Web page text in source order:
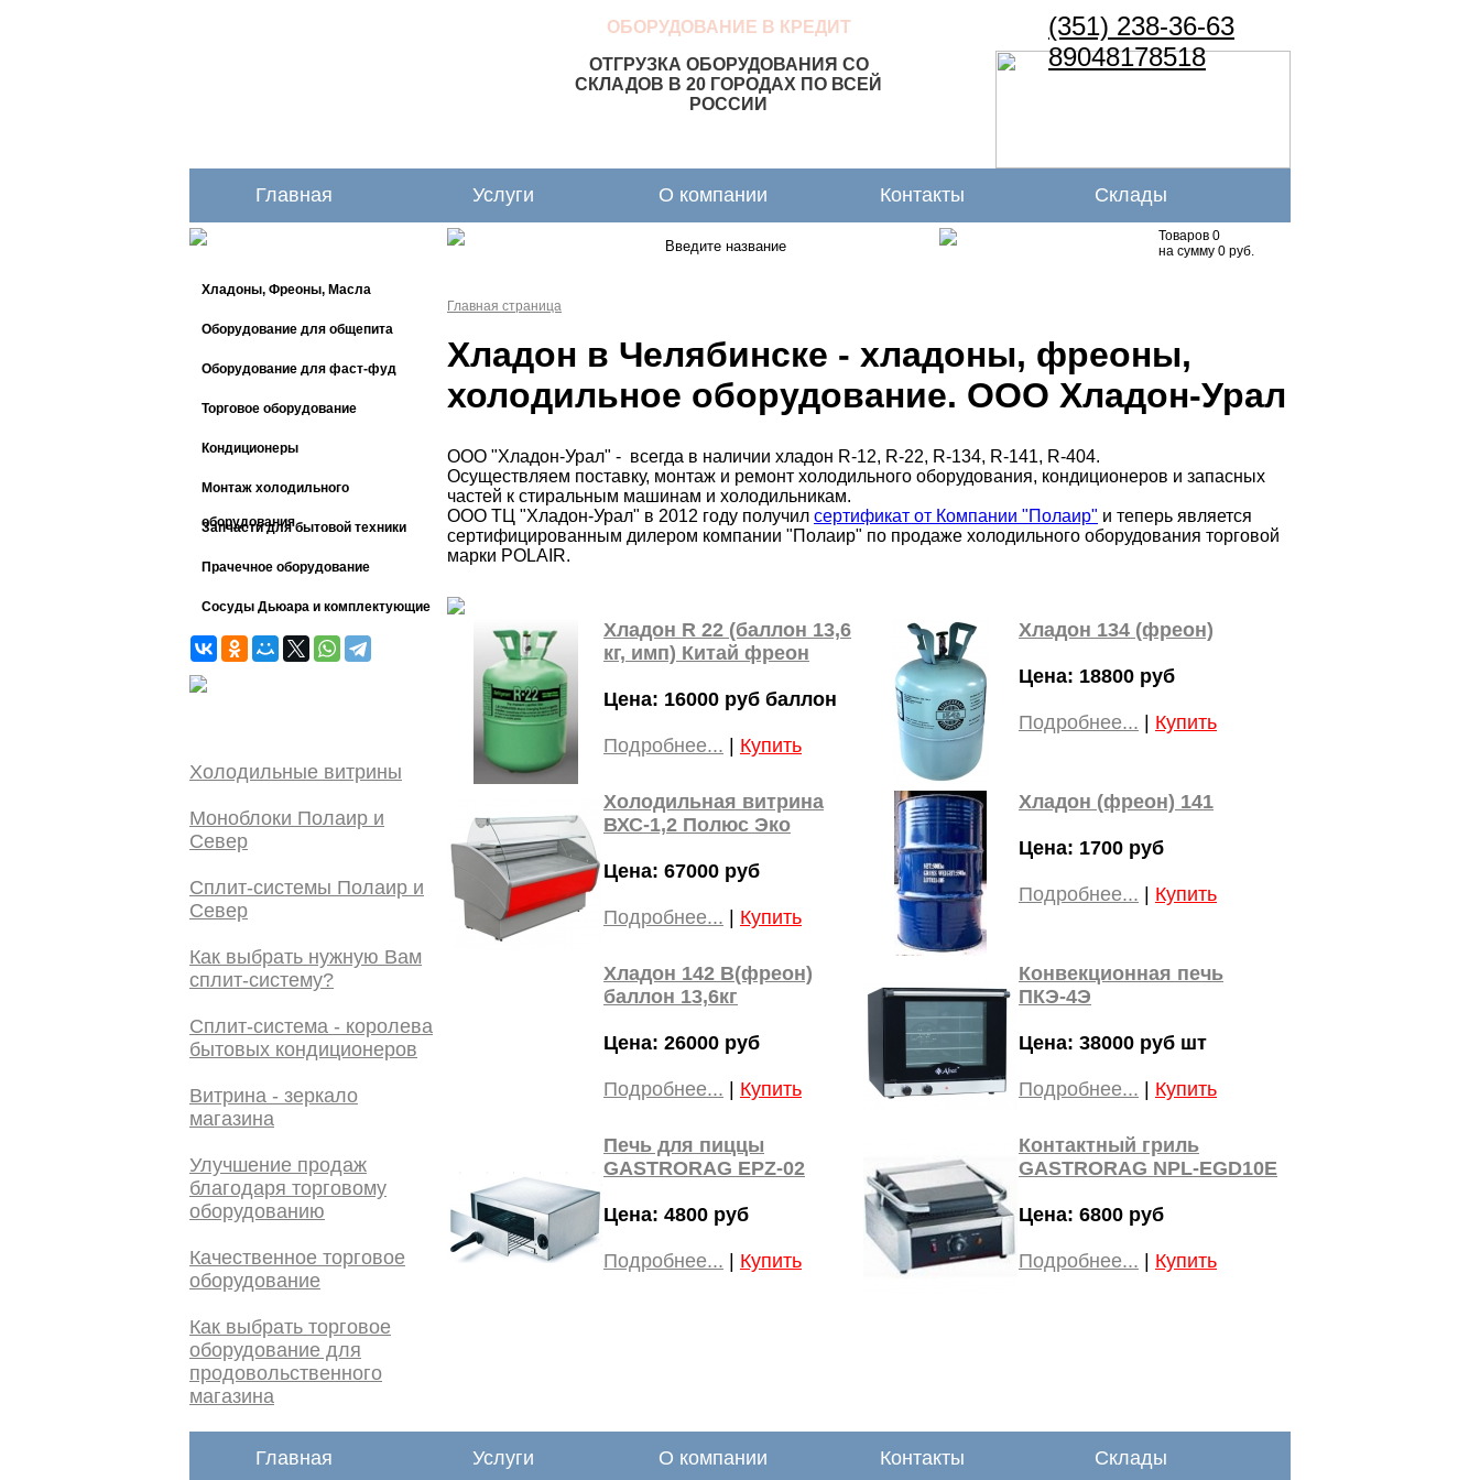
ОБОРУДОВАНИЕ В КРЕДИТ
ОТГРУЗКА ОБОРУДОВАНИЯ СО
СКЛАДОВ В 20 ГОРОДАХ ПО ВСЕЙ
РОССИИ
(351) 238-36-63
89048178518
Главная Услуги О компании Контакты Склады
Хладоны, Фреоны, Масла
Оборудование для общепита
Оборудование для фаст-фуд
Торговое оборудование
Кондиционеры
Монтаж холодильного
оборудования
Запчасти для бытовой техники
Прачечное оборудование
Сосуды Дьюара и комплектующие
Холодильные витрины
Моноблоки Полаир и
Север
Сплит-системы Полаир и
Север
Как выбрать нужную Вам
сплит-систему?
Сплит-система - королева
бытовых кондиционеров
Витрина - зеркало
магазина
Улучшение продаж
благодаря торговому
оборудованию
Качественное торговое
оборудование
Как выбрать торговое
оборудование для
продовольственного
магазина
Товаров 0
на сумму 0 руб.
Главная страница
Хладон в Челябинске - хладоны, фреоны,
холодильное оборудование. ООО Хладон-Урал
ООО "Хладон-Урал" - всегда в наличии хладон R-12, R-22, R-134, R-141, R-404.
Осуществляем поставку, монтаж и ремонт холодильного оборудования, кондиционеров и запасных
частей к стиральным машинам и холодильникам.
ООО ТЦ "Хладон-Урал" в 2012 году получил сертификат от Компании "Полаир" и теперь является
сертифицированным дилером компании "Полаир" по продаже холодильного оборудования торговой
марки POLAIR.
Хладон R 22 (баллон 13,6
кг, имп) Китай фреон
Цена: 16000 руб баллон
Подробнее... Купить
Хладон 134 (фреон)
Цена: 18800 руб
Подробнее... Купить
Холодильная витрина
ВХС-1,2 Полюс Эко
Цена: 67000 руб
Подробнее... Купить
Хладон (фреон) 141
Цена: 1700 руб
Подробнее... Купить
Хладон 142 В(фреон)
баллон 13,6кг
Цена: 26000 руб
Подробнее... Купить
Конвекционная печь
ПКЭ-4Э
Цена: 38000 руб шт
Подробнее... Купить
Печь для пиццы
GASTRORAG EPZ-02
Цена: 4800 руб
Подробнее... Купить
Контактный гриль
GASTRORAG NPL-EGD10E
Цена: 6800 руб
Подробнее... Купить
Главная Услуги О компании Контакты Склады